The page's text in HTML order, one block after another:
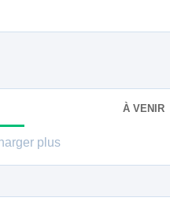
À VENIR
plus